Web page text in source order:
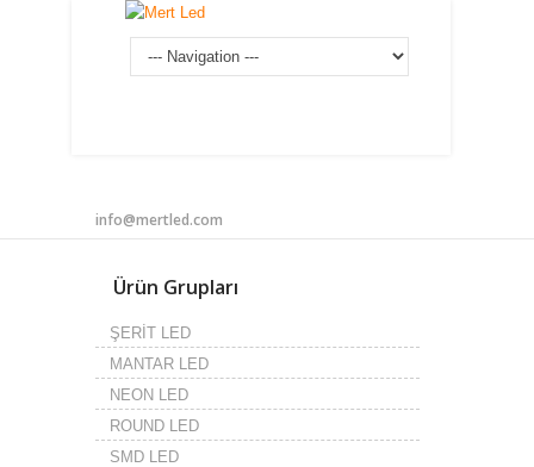
info@mertled.com
Ürün Grupları
ŞERİT LED
MANTAR LED
NEON LED
ROUND LED
SMD LED